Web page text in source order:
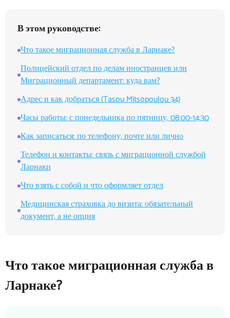
В этом руководстве:
Что такое миграционная служба в Ларнаке?
Полицейский отдел по делам иностранцев или
Миграционный департамент: куда вам?
Адрес и как добраться (Tasou Mitsopoulou 34)
Часы работы: с понедельника по пятницу, 08:00-14:30
Как записаться: по телефону, почте или лично
Телефон и контакты: связь с миграционной службой
Ларнаки
Что взять с собой и что оформляет отдел
Медицинская страховка до визита: обязательный
документ, а не опция
Что такое миграционная служба в
Ларнаке?